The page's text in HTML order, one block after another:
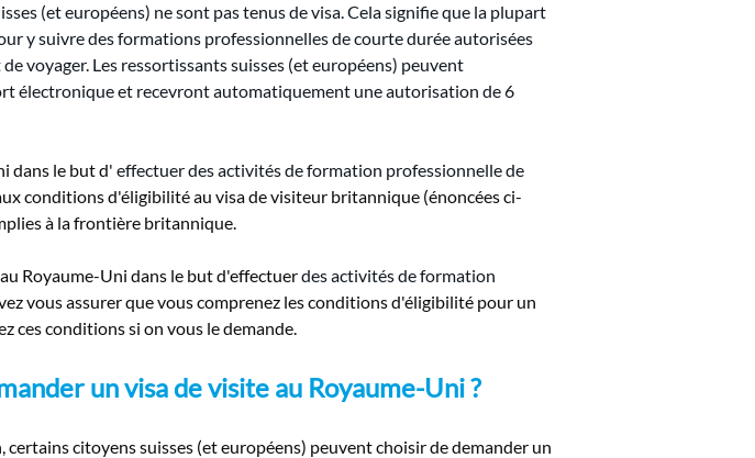
(et européens) ne sont pas tenus de visa. Cela signifie que la plupart
y suivre des formations professionnelles de courte durée autorisées
voyager. Les ressortissants suisses (et européens) peuvent
électronique et recevront automatiquement une autorisation de 6
dans le but d' effectuer des activités de formation professionnelle de
conditions d'éligibilité au visa de visiteur britannique (énoncées ci-
à la frontière britannique.
Royaume-Uni dans le but d'effectuerdes activités de formation
vous assurer que vous comprenez les conditions d'éligibilité pour un
ces conditions si on vous le demande.
un visa de visite au Royaume-Uni ?
citoyens suisses (et européens) peuvent choisir de demander un